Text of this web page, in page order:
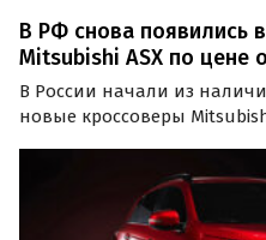
В РФ снова появились
Mitsubishi ASX по цене
В России начали из
новые кроссоверы